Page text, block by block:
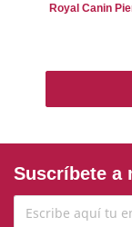
Royal Canin
Suscríbete a